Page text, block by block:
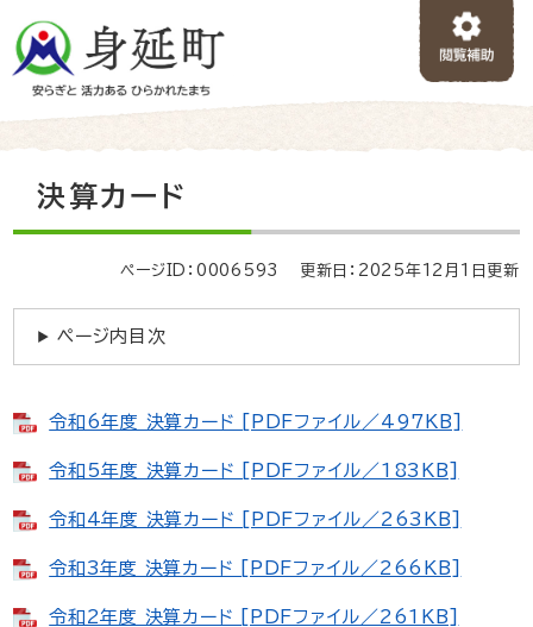
ー
先
決算カード
ページID：0006593 更新日：2025年12月1日更新
ページ内目次
令和6年度 決算カード [PDFファイル／497KB]
令和5年度 決算カード [PDFファイル／183KB]
令和4年度 決算カード [PDFファイル／263KB]
令和3年度 決算カード [PDFファイル／266KB]
令和2年度 決算カード [PDFファイル／261KB]